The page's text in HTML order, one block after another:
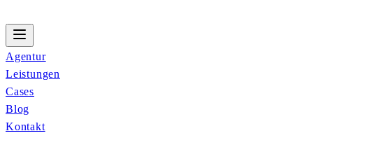
Agentur
Leistungen
Cases
Blog
Kontakt